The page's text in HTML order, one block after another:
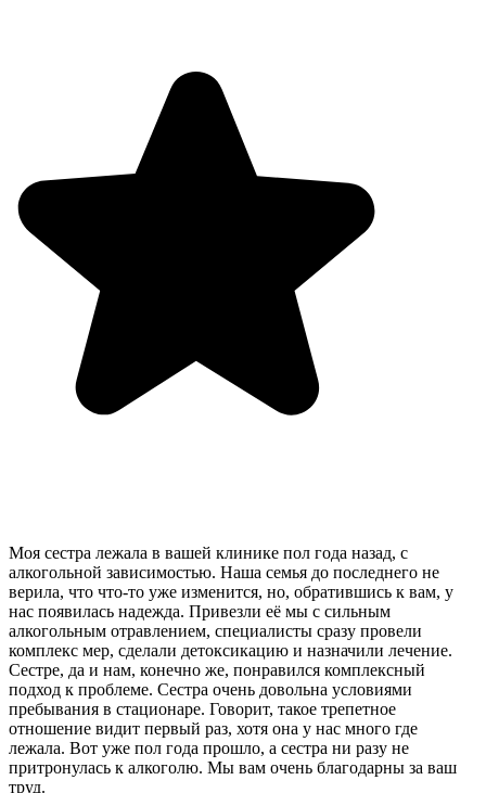
Моя сестра лежала в вашей клинике пол года назад, с
алкогольной зависимостью. Наша семья до последнего не
верила, что что-то уже изменится, но, обратившись к вам, у
нас появилась надежда. Привезли её мы с сильным
алкогольным отравлением, специалисты сразу провели
комплекс мер, сделали детоксикацию и назначили лечение.
Сестре, да и нам, конечно же, понравился комплексный
подход к проблеме. Сестра очень довольна условиями
пребывания в стационаре. Говорит, такое трепетное
отношение видит первый раз, хотя она у нас много где
лежала. Вот уже пол года прошло, а сестра ни разу не
притронулась к алкоголю. Мы вам очень благодарны за ваш
труд.